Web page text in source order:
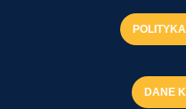
DANE